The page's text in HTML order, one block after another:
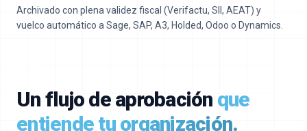
Archivado con plena validez fiscal (Verifactu, SII, AEAT) y
vuelco automático a Sage, SAP, A3, Holded, Odoo o Dynamics.
Un flujo de aprobación que
entiende tu organización.